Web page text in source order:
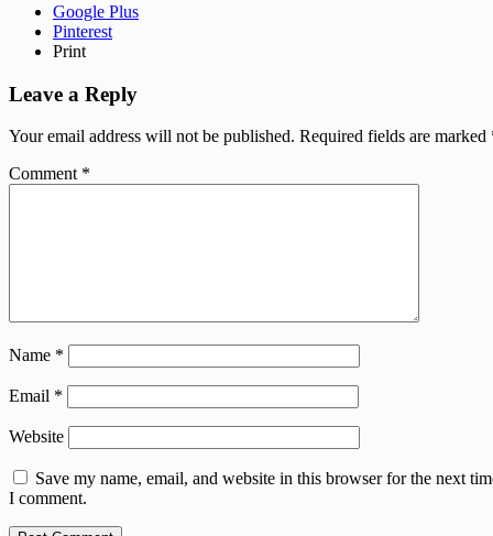
Google Plus
Pinterest
Print
Leave a Reply
Your email address will not be published. Required fields are marked
Comment *
Name *
Email *
Website
Save my name, email, and website in this browser for the next
I comment.